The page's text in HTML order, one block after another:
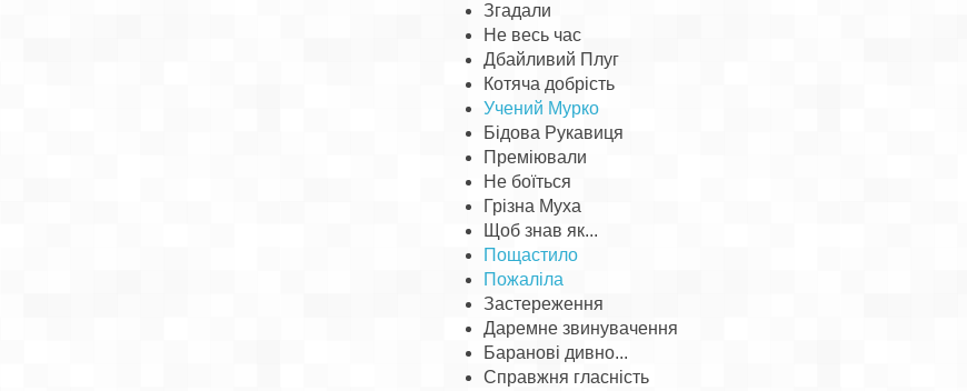
Згадали
Не весь час
Дбайливий Плуг
Котяча добрість
Учений Мурко
Бідова Рукавиця
Преміювали
Не боїться
Грізна Муха
Щоб знав як...
Пощастило
Пожаліла
Застереження
Даремне звинувачення
Баранові дивно...
Справжня гласність